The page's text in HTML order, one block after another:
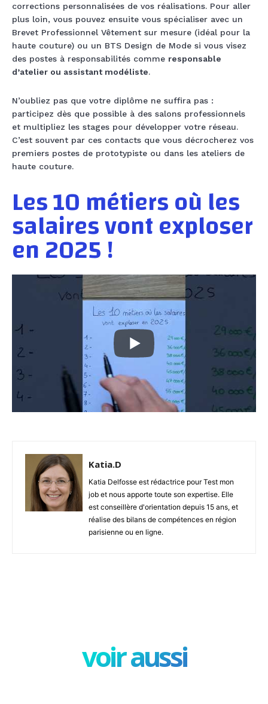
corrections personnalisées de vos réalisations. Pour aller
plus loin, vous pouvez ensuite vous spécialiser avec un
Brevet Professionnel Vêtement sur mesure (idéal pour la
haute couture) ou un BTS Design de Mode si vous visez
des postes à responsabilités comme responsable
d’atelier ou assistant modéliste.
N’oubliez pas que votre diplôme ne suffira pas :
participez dès que possible à des salons professionnels
et multipliez les stages pour développer votre réseau.
C’est souvent par ces contacts que vous décrocherez vos
premiers postes de prototypiste ou dans les ateliers de
haute couture.
Les 10 métiers où les
salaires vont exploser
en 2025 !
Katia.D
Katia Delfosse est rédactrice pour Test mon
job et nous apporte toute son expertise. Elle
est conseillère d'orientation depuis 15 ans, et
réalise des bilans de compétences en région
parisienne ou en ligne.
voir aussi